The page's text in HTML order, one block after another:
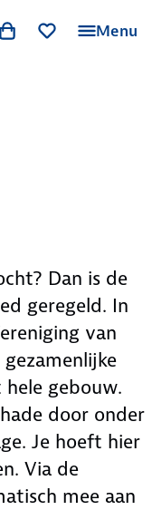
Menu
Dan is de
geregeld. In
van
gebouw.
door onder
Je hoeft hier
Via de
mee aan